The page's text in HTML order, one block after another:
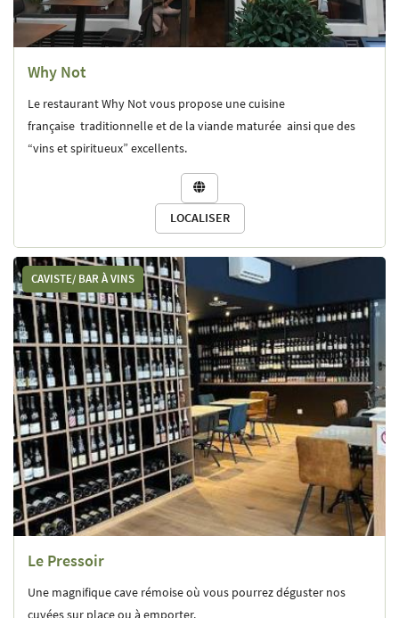
CULTURALES
VINICOLES
OF THE CHAMPIONS
ET DISTRIBUTEURS
ACTUALITÉS
CONTACT
INSCRIPTION
Why Not
Le restaurant Why Notvous propose une cuisine
française traditionnelle et de la viande maturée ainsi que des
“vins et spiritueux” excellents.

LOCALISER
CAVISTE/ BAR À VINS
Le Pressoir
Une magnifique cave rémoise où vous pourrez déguster nos
cuvées sur place ou à emporter.